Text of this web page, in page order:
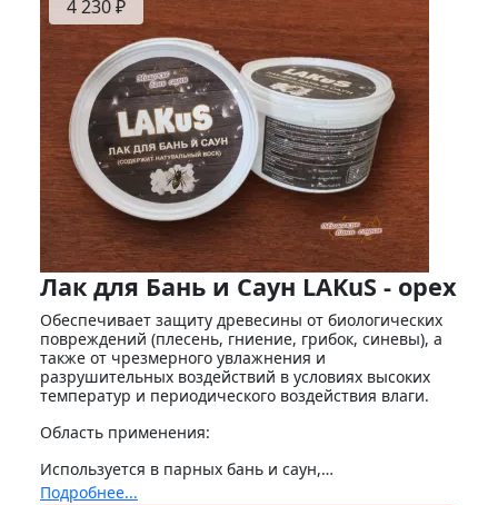
4 230 ₽
Лак для Бань и Саун LAKuS - орех
Обеспечивает защиту древесины от биологических
повреждений (плесень, гниение, грибок, синевы), а
также от чрезмерного увлажнения и
разрушительных воздействий в условиях высоких
температур и периодического воздействия влаги.
Область применения:
Используется в парных бань и саун,…
Подробнее...